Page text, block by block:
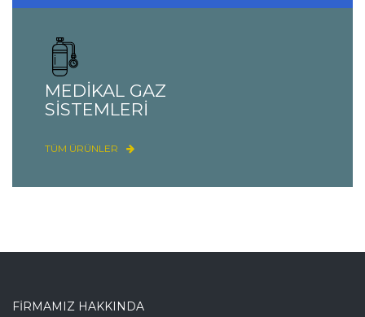
MEDİKAL GAZ
SİSTEMLERİ
TÜM ÜRÜNLER
FİRMAMIZ HAKKINDA